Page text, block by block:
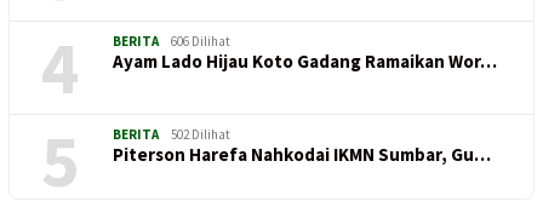
4 BERITA 606 Dilihat
Ayam Lado Hijau Koto Gadang Ramaikan Wor…
5 BERITA 502 Dilihat
Piterson Harefa Nahkodai IKMN Sumbar, Gu…